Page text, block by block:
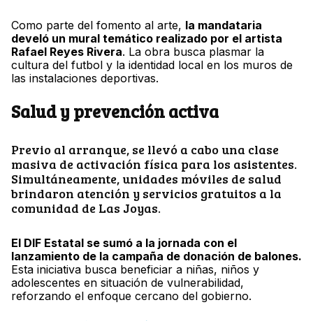
Como parte del fomento al arte, la mandataria
develó un mural temático realizado por el artista
Rafael Reyes Rivera. La obra busca plasmar la
cultura del futbol y la identidad local en los muros de
las instalaciones deportivas.
Salud y prevención activa
Previo al arranque, se llevó a cabo una clase
masiva de activación física para los asistentes.
Simultáneamente, unidades móviles de salud
brindaron atención y servicios gratuitos a la
comunidad de Las Joyas.
El DIF Estatal se sumó a la jornada con el
lanzamiento de la campaña de donación de balones.
Esta iniciativa busca beneficiar a niñas, niños y
adolescentes en situación de vulnerabilidad,
reforzando el enfoque cercano del gobierno.